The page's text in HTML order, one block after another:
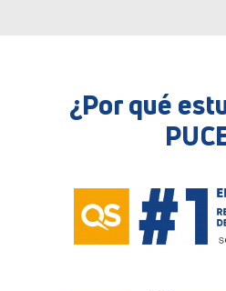
¿Por qué